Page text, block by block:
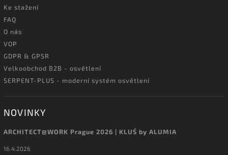
Ke stažení
FAQ
O nás
VOP
GDPR & GPSR
Velkoobchod B2B - osvětlení
SERPENT-PLUS - moderní systém osvětlení
NOVINKY
ARCHITECT@WORK Prague 2026 | KLUŚ by ALUMIA
16.4.2026